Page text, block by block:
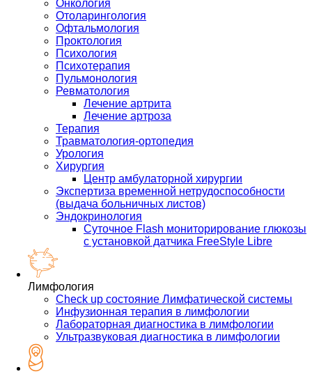
Онкология
Отоларингология
Офтальмология
Проктология
Психология
Психотерапия
Пульмонология
Ревматология
Лечение артрита
Лечение артроза
Терапия
Травматология-ортопедия
Урология
Хирургия
Центр амбулаторной хирургии
Экспертиза временной нетрудоспособности
(выдача больничных листов)
Эндокринология
Суточное Flash мониторирование глюкозы
с установкой датчика FreeStyle Libre
Лимфология
Check up состояние Лимфатической системы
Инфузионная терапия в лимфологии
Лабораторная диагностика в лимфологии
Ультразвуковая диагностика в лимфологии